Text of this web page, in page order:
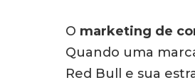
O marketing de
Quando uma
Red Bull e sua